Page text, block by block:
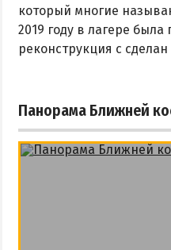
который многие
2019 году в лагере
реконструкция с
Панорама Ближней